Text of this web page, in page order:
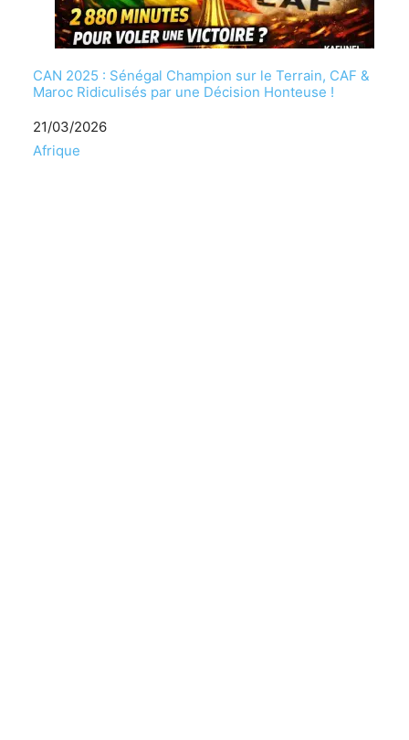
CAN 2025 : Sénégal Champion sur le Terrain, CAF &
Maroc Ridiculisés par une Décision Honteuse !
Date
21/03/2026
Par rapport à
Afrique